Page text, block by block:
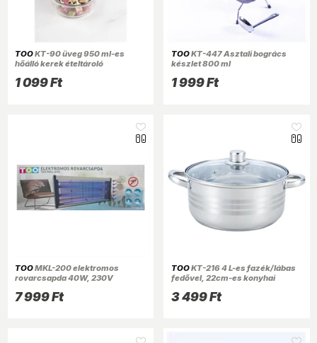
TOOKT-90 üveg 950 ml-es
hőálló kerek ételtároló
1 099 Ft
TOOKT-447 Asztali bogrács
készlet 800 ml
1 999 Ft
TOOMKL-200 elektromos
rovarcsapda 40W, 230V
7 999 Ft
TOOKT-216 4 L-es fazék/lábas
fedővel, 22cm-es konyhai
3 499 Ft